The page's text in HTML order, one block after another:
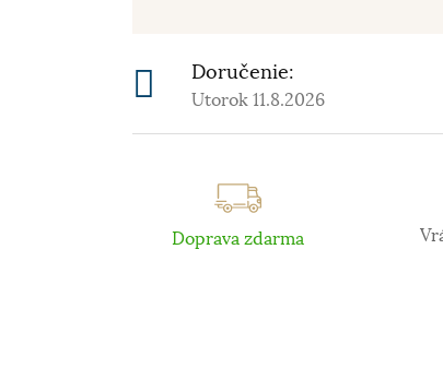
Doručenie:
Utorok 11.8.2026
Doprava zdarma